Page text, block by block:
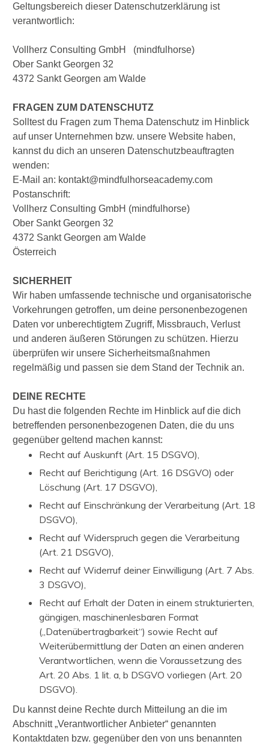
Geltungsbereich dieser Datenschutzerklärung ist
verantwortlich:
Vollherz Consulting GmbH (mindfulhorse)
Ober Sankt Georgen 32
4372 Sankt Georgen am Walde
FRAGEN ZUM DATENSCHUTZ
Solltest du Fragen zum Thema Datenschutz im Hinblick
auf unser Unternehmen bzw. unsere Website haben,
kannst du dich an unseren Datenschutzbeauftragten
wenden:
E-Mail an: kontakt@mindfulhorseacademy.com
Postanschrift:
Vollherz Consulting GmbH (mindfulhorse)
Ober Sankt Georgen 32
4372 Sankt Georgen am Walde
Österreich
SICHERHEIT
Wir haben umfassende technische und organisatorische
Vorkehrungen getroffen, um deine personenbezogenen
Daten vor unberechtigtem Zugriff, Missbrauch, Verlust
und anderen äußeren Störungen zu schützen. Hierzu
überprüfen wir unsere Sicherheitsmaßnahmen
regelmäßig und passen sie dem Stand der Technik an.
DEINE RECHTE
Du hast die folgenden Rechte im Hinblick auf die dich
betreffenden personenbezogenen Daten, die du uns
gegenüber geltend machen kannst:
Recht auf Auskunft (Art. 15 DSGVO),
Recht auf Berichtigung (Art. 16 DSGVO) oder
Löschung (Art. 17 DSGVO),
Recht auf Einschränkung der Verarbeitung (Art. 18
DSGVO),
Recht auf Widerspruch gegen die Verarbeitung
(Art. 21 DSGVO),
Recht auf Widerruf deiner Einwilligung (Art. 7 Abs.
3 DSGVO),
Recht auf Erhalt der Daten in einem strukturierten,
gängigen, maschinenlesbaren Format
(„Datenübertragbarkeit“) sowie Recht auf
Weiterübermittlung der Daten an einen anderen
Verantwortlichen, wenn die Voraussetzung des
Art. 20 Abs. 1 lit. a, b DSGVO vorliegen (Art. 20
DSGVO).
Du kannst deine Rechte durch Mitteilung an die im
Abschnitt „Verantwortlicher Anbieter“ genannten
Kontaktdaten bzw. gegenüber den von uns benannten